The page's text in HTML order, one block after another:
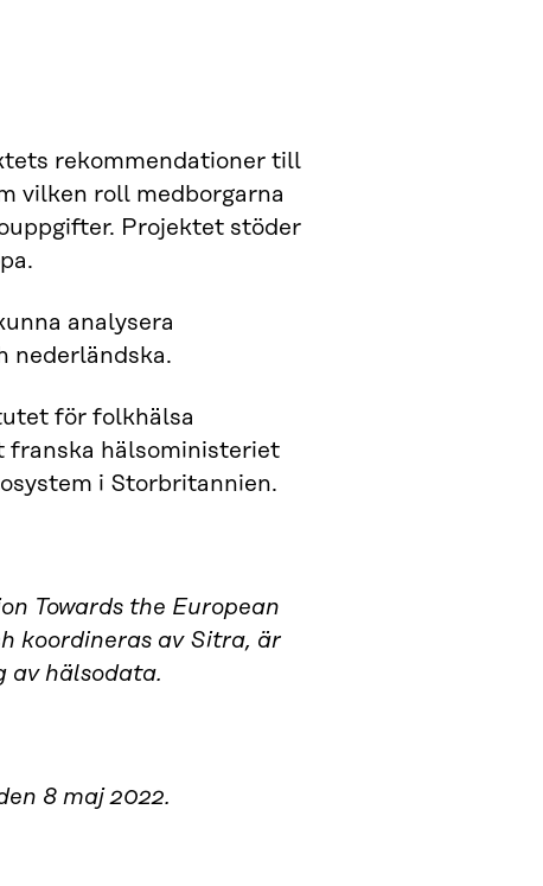
rekommendationer till
vilken roll medborgarna
Projektet stöder
analysera
nederländska.
för folkhälsa
franska hälsoministeriet
i Storbritannien.
Towards the European
koordineras av Sitra, är
av hälsodata.
8 maj 2022.